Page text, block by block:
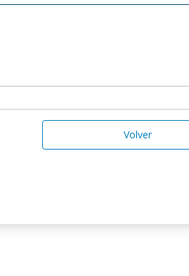
Volver